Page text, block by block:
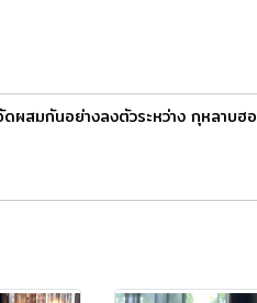
ผสมกันอย่างลงตัวระหว่าง กุหลาบ